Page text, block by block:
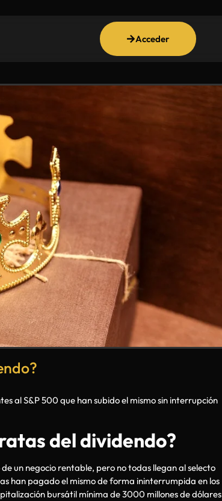
Acceder
al S&P 500 que han subido el mismo sin interrupción
del dividendo?
un negocio rentable, pero no todas llegan al selecto
han pagado el mismo de forma ininterrumpida en los
bursátil mínima de 3000 millones de dólares